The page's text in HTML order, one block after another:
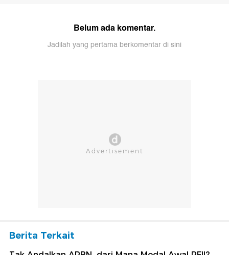
Belum ada komentar.
Jadilah yang pertama berkomentar di sini
Berita Terkait